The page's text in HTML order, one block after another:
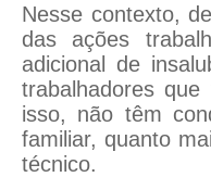
Nesse contexto,
das ações
adicional de
trabalhadores
isso, não têm
familiar, quanto
técnico.